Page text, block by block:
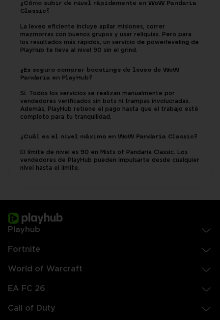
¿Cómo subir de nivel rápidamente en WoW Pandaria
Classic?
La leveo eficiente incluye apilar misiones, correr
mazmorras con buenos grupos y usar reliquias. Pero para
los resultados más rápidos, un servicio de powerleveling de
PlayHub te lleva al nivel 90 sin el grind.
¿Es seguro comprar boostings de leveo de WoW
Pandaria en PlayHub?
Sí. Todos los servicios se realizan manualmente por
vendedores verificados sin bots ni trampas involucradas.
Además, PlayHub retiene el pago hasta que el trabajo esté
completo para tu tranquilidad.
¿Cuál es el nivel máximo en WoW Pandaria Classic?
El límite de nivel es 90 en Mists of Pandaria Classic. Los
vendedores de PlayHub pueden impulsarte desde cualquier
nivel hasta el límite.
Playhub
Fortnite
World of Warcraft
EA FC 26
Call of Duty